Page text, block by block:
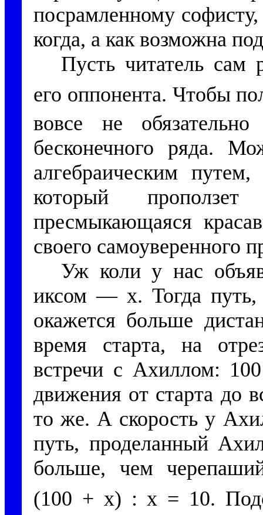
посрамленному
когда, а как возможна
Пусть читатель сам
его оппонента. Чтобы
вовсе не
бесконечного ряда.
алгебраическим
который
пресмыкающаяся
своего самоуверенного
Уж коли у нас
иксом — х. Тогда
окажется больше
время старта, на
встречи с Ахиллом:
движения от старта до
то же. А скорость у
путь, проделанный
больше, чем
(100 + х) : х = 10.